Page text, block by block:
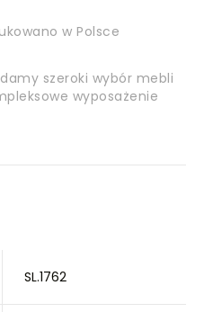
w Polsce
szeroki wybór mebli
wyposażenie
SL.1762